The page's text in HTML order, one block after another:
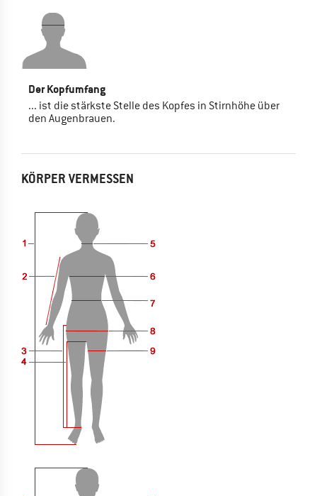
Der Kopfumfang
... ist die stärkste Stelle des Kopfes in Stirnhöhe über
den Augenbrauen.
KÖRPER VERMESSEN